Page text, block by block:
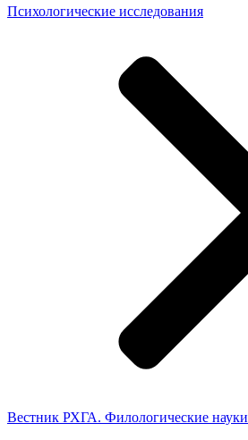
Психологические исследования
Вестник РХГА. Филологические науки